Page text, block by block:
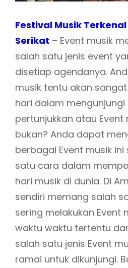
Festival Musik
Serikat – Event musik
salah satu jenis event
disetiap agendanya.
musik tentu akan
hari dalam mengunjungi
pertunjukkan atau
bukan? Anda dapat
berbagai Event musik
satu cara dalam
hari musik di dunia. Di
sendiri memang salah
sering melakukan Event
waktu waktu tertentu
salah satu jenis Event
ramai untuk dikunjungi.